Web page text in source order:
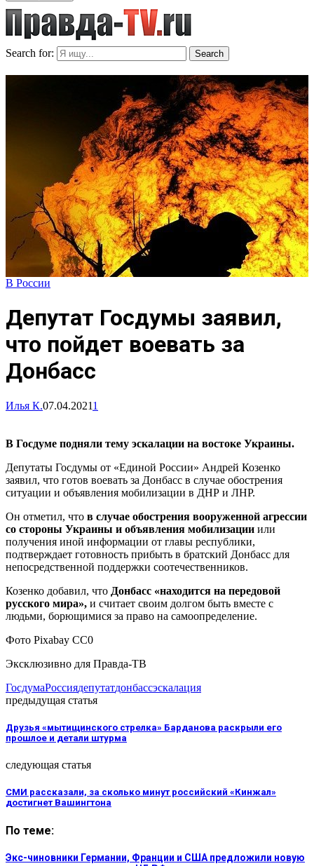
Search for: Search
В России
Депутат Госдумы заявил,
что пойдет воевать за
Донбасс
Илья К.07.04.20211
В Госдуме подняли тему эскалации на востоке Украины.
Депутаты Госдумы от «Единой России» Андрей Козенко
заявил, что готов воевать за Донбасс в случае обострения
ситуации и объявления мобилизации в ДНР и ЛНР.
Он отметил, что в случае обострения вооруженной агрессии
со стороны Украины и объявления мобилизации или
получения иной информации от главы республики,
подтверждает готовность прибыть в братский Донбасс для
непосредственной поддержки соотечественников.
Козенко добавил, что Донбасс «находится на передовой
русского мира», и считает своим долгом быть вместе с
людьми, борющимися за право на самоопределение.
Фото Pixabay CC0
Эксклюзивно для Правда-ТВ
ГосдумаРоссиядепутатдонбассэскалация
предыдущая статья
Друзья «мытищинского стрелка» Барданова раскрыли его
прошлое и детали штурма
следующая статья
СМИ рассказали, за сколько минут российский «Кинжал»
достигнет Вашингтона
По теме:
Экс-чиновники Германии, Франции и США предложили новую